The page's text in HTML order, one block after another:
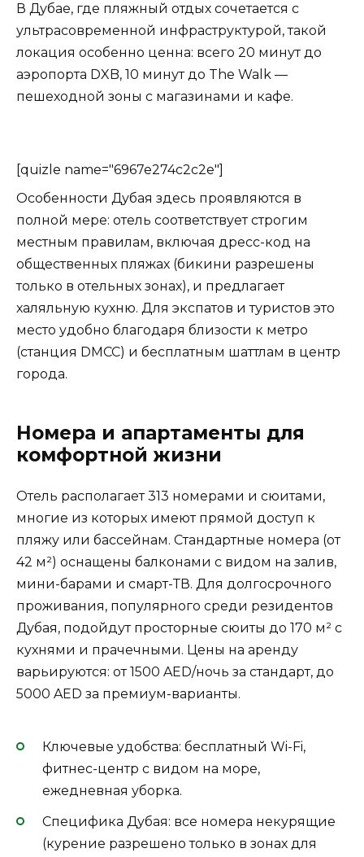
В Дубае, где пляжный отдых сочетается с
ультрасовременной инфраструктурой, такой
локация особенно ценна: всего 20 минут до
аэропорта DXB, 10 минут до The Walk —
пешеходной зоны с магазинами и кафе.
[quizle name="6967e274c2c2e"]
Особенности Дубая здесь проявляются в
полной мере: отель соответствует строгим
местным правилам, включая дресс-код на
общественных пляжах (бикини разрешены
только в отельных зонах), и предлагает
халяльную кухню. Для экспатов и туристов это
место удобно благодаря близости к метро
(станция DMCC) и бесплатным шаттлам в центр
города.
Номера и апартаменты для
комфортной жизни
Отель располагает 313 номерами и сюитами,
многие из которых имеют прямой доступ к
пляжу или бассейнам. Стандартные номера (от
42 м²) оснащены балконами с видом на залив,
мини-барами и смарт-ТВ. Для долгосрочного
проживания, популярного среди резидентов
Дубая, подойдут просторные сюиты до 170 м² с
кухнями и прачечными. Цены на аренду
варьируются: от 1500 AED/ночь за стандарт, до
5000 AED за премиум-варианты.
Ключевые удобства: бесплатный Wi-Fi,
фитнес-центр с видом на море,
ежедневная уборка.
Специфика Дубая: все номера некурящие
(курение разрешено только в зонах для